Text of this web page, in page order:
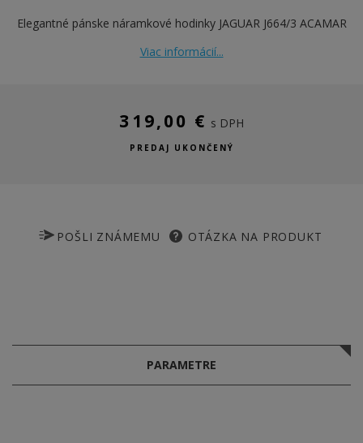
Elegantné pánske náramkové hodinky JAGUAR J664/3 ACAMAR
Viac informácií...
319,00 € s DPH
PREDAJ UKONČENÝ
POŠLI ZNÁMEMU OTÁZKA NA PRODUKT
PARAMETRE